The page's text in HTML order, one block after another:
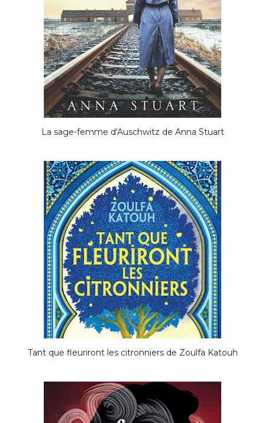
La sage-femme d'Auschwitz de Anna Stuart
Tant que fleuriront les citronniers de Zoulfa Katouh